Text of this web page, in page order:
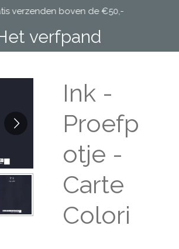
verfpand
verzenden boven de €50,-
Ink -
Proefp
otje -
Carte
Colori